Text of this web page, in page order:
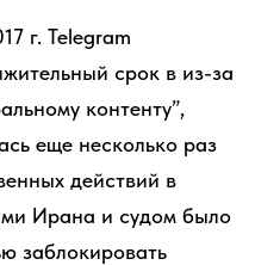
г. Telegram
срок в из-за
контенту”,
еще несколько раз
действий в
Ирана и судом было
заблокировать